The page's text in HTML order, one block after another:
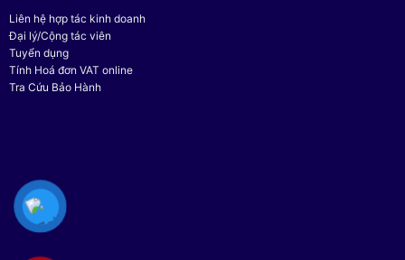
Liên hệ hợp tác kinh doanh
Đại lý/Cộng tác viên
Tuyển dụng
Tính Hoá đơn VAT online
Tra Cứu Bảo Hành